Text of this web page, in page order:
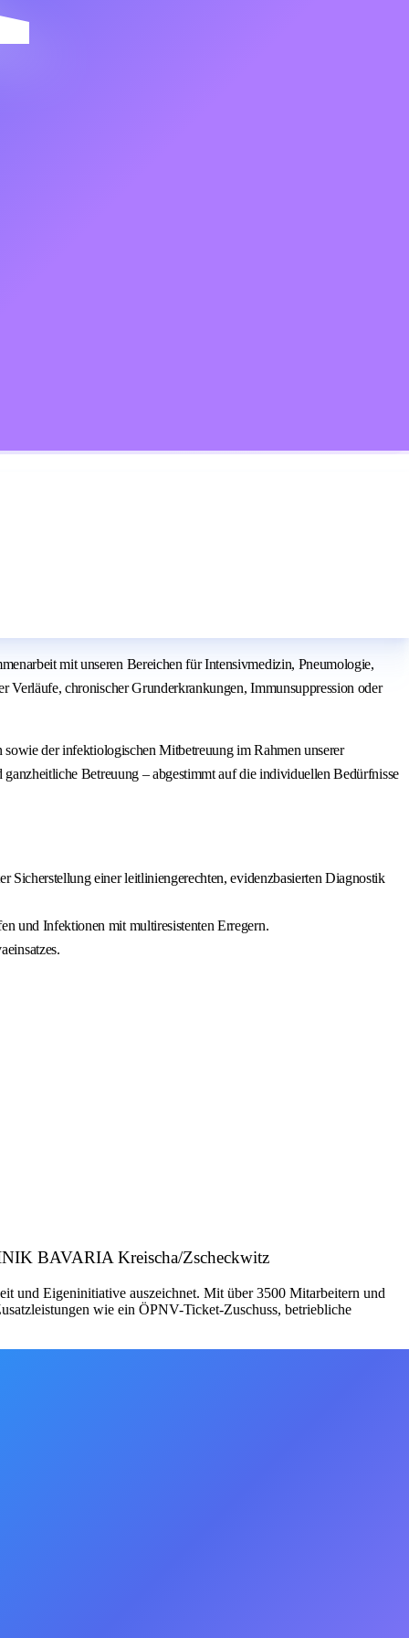
mit unseren Bereichen für Intensivmedizin, Pneumologie,
chronischer Grunderkrankungen, Immunsuppression oder
der infektiologischen Mitbetreuung im Rahmen unserer
Betreuung – abgestimmt auf die individuellen Bedürfnisse
einer leitliniengerechten, evidenzbasierten Diagnostik
und Infektionen mit multiresistenten Erregern.
BAVARIA Kreischa/Zscheckwitz
und Eigeninitiative auszeichnet. Mit über 3500 Mitarbeitern und
wie ein ÖPNV-Ticket-Zuschuss, betriebliche